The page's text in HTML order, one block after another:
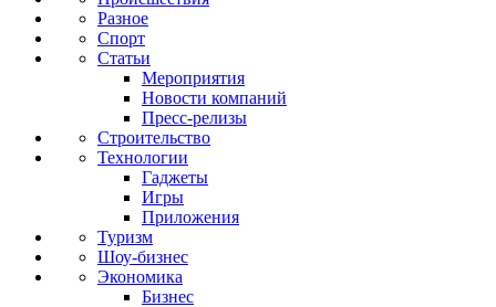
Разное
Спорт
Статьи
Мероприятия
Новости компаний
Пресс-релизы
Строительство
Технологии
Гаджеты
Игры
Приложения
Туризм
Шоу-бизнес
Экономика
Бизнес